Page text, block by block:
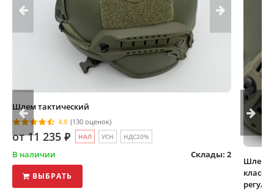
Шлем тактический
4.8 (130 оценок)
от 11 235 ⃏ НАЛ УСН НДС20%
В наличии Склады: 2
ВЫБРАТЬ
Шлем
класс